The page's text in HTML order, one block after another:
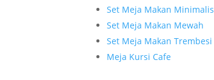
Set Meja Makan Minimalis
Set Meja Makan Mewah
Set Meja Makan Trembesi
Meja Kursi Cafe